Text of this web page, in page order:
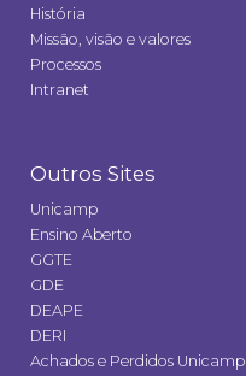
História
Missão, visão e valores
Processos
Intranet
Outros Sites
Unicamp
Ensino Aberto
GGTE
GDE
DEAPE
DERI
Achados e Perdidos Unicamp